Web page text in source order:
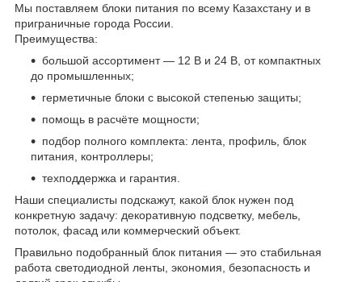
Мы поставляем блоки питания по всему Казахстану и в
приграничные города России.
Преимущества:
большой ассортимент — 12 В и 24 В, от компактных
до промышленных;
герметичные блоки с высокой степенью защиты;
помощь в расчёте мощности;
подбор полного комплекта: лента, профиль, блок
питания, контроллеры;
техподдержка и гарантия.
Наши специалисты подскажут, какой блок нужен под
конкретную задачу: декоративную подсветку, мебель,
потолок, фасад или коммерческий объект.
Правильно подобранный блок питания — это стабильная
работа светодиодной ленты, экономия, безопасность и